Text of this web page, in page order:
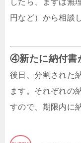
したら、まずは無
円など）から相談
④新たに納付書
後日、分割された
ます。それぞれの
すので、期限内に